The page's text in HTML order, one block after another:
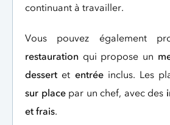
continuant à travailler.
Vous pouvez également
restauration qui propose un
dessert et entréeinclus. Les
sur placepar un chef, avec des
et frais.